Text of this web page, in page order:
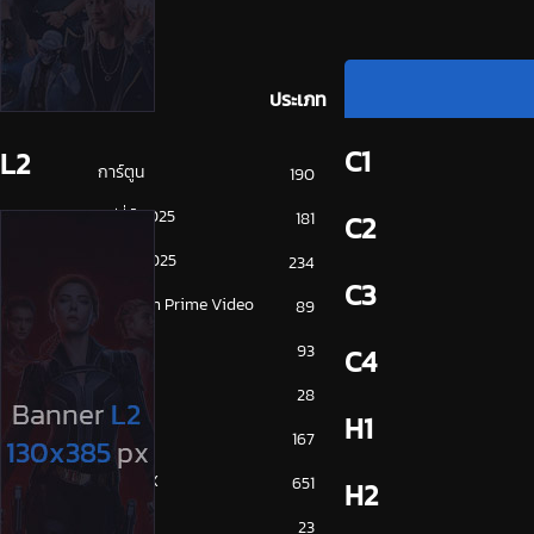
ประเภท
การ์ตูน
190
ดูซีรี่ย์ 2025
181
ดูหนัง 2025
234
Amazon Prime Video
89
Disney+
93
28
iQiYi
167
NETFLIX
651
23
C1
C2
C3
C4
H1
H2
L2